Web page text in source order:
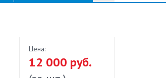
Цена:
12 000 руб.